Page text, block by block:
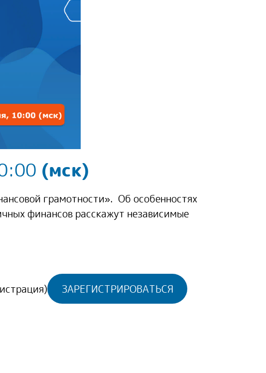
(мск)
грамотности». Об особенностях
финансов расскажут независимые
ЗАРЕГИСТРИРОВАТЬСЯ